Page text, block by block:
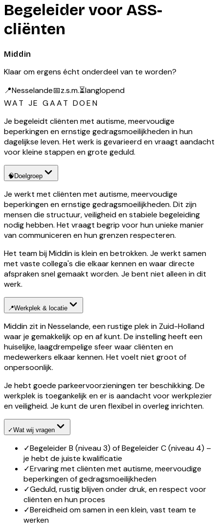
Begeleider voor ASS-
cliënten
Middin
Klaar om ergens écht onderdeel van te worden?
📍Nesselande📅z.s.m.⏳langlopend
WAT JE GAAT DOEN
Je begeleidt cliënten met autisme, meervoudige
beperkingen en ernstige gedragsmoeilijkheden in hun
dagelijkse leven. Het werk is gevarieerd en vraagt aandacht
voor kleine stappen en grote geduld.
🧠 Doelgroep
Je werkt met cliënten met autisme, meervoudige
beperkingen en ernstige gedragsmoeilijkheden. Dit zijn
mensen die structuur, veiligheid en stabiele begeleiding
nodig hebben. Het vraagt begrip voor hun unieke manier
van communiceren en hun grenzen respecteren.
Het team bij Middin is klein en betrokken. Je werkt samen
met vaste collega's die elkaar kennen en waar directe
afspraken snel gemaakt worden. Je bent niet alleen in dit
werk.
📍Werkplek & locatie
Middin zit in Nesselande, een rustige plek in Zuid-Holland
waar je gemakkelijk op en af kunt. De instelling heeft een
huiselijke, laagdrempelige sfeer waar cliënten en
medewerkers elkaar kennen. Het voelt niet groot of
onpersoonlijk.
Je hebt goede parkeervoorzieningen ter beschikking. De
werkplek is toegankelijk en er is aandacht voor werkplezier
en veiligheid. Je kunt de uren flexibel in overleg inrichten.
✓Wat wij vragen
✓Begeleider B (niveau 3) of Begeleider C (niveau 4) –
je hebt de juiste kwalificatie
✓Ervaring met cliënten met autisme, meervoudige
beperkingen of gedragsmoeilijkheden
✓Geduld, rustig blijven onder druk, en respect voor
cliënten en hun proces
✓Bereidheid om samen in een klein, vast team te
werken